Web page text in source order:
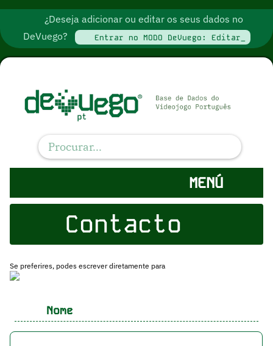
¿Deseja adicionar ou editar os seus dados no
DeVuego?
Entrar no MODO DeVuego: Editar_
MENÚ
Contacto
Se preferires, podes escrever diretamente para
Nome